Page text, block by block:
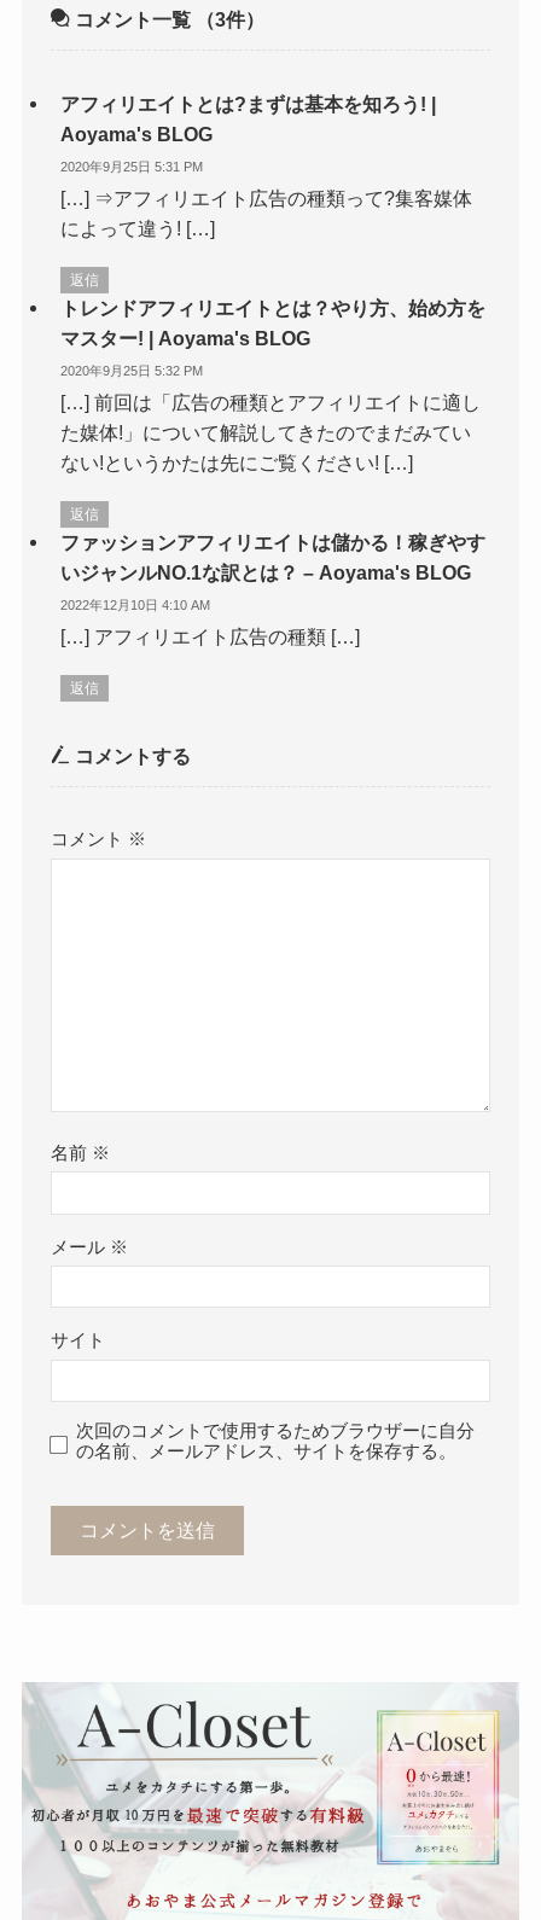
コメント一覧 （3件）
アフィリエイトとは?まずは基本を知ろう! |
Aoyama's BLOG
2020年9月25日 5:31 PM
[…] ⇒アフィリエイト広告の種類って?集客媒体
によって違う! […]
返信
トレンドアフィリエイトとは？やり方、始め方を
マスター! | Aoyama's BLOG
2020年9月25日 5:32 PM
[…] 前回は「広告の種類とアフィリエイトに適し
た媒体!」について解説してきたのでまだみてい
ない!というかたは先にご覧ください! […]
返信
ファッションアフィリエイトは儲かる！稼ぎやす
いジャンルNO.1な訳とは？ – Aoyama's BLOG
2022年12月10日 4:10 AM
[…] アフィリエイト広告の種類 […]
返信
コメントする
コメント ※
名前 ※
メール ※
サイト
次回のコメントで使用するためブラウザーに自分
の名前、メールアドレス、サイトを保存する。